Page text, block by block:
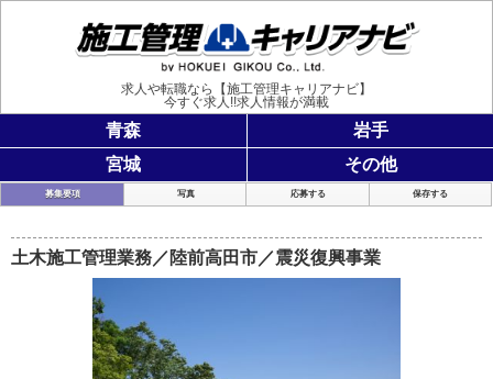
求人や転職なら【施工管理キャリアナビ】
今すぐ求人!!求人情報が満載
青森
岩手
宮城
その他
募集要項 写真 応募する 保存する
土木施工管理業務／陸前高田市／震災復興事業